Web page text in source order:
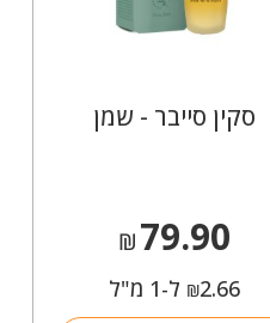
סקין סייבר - שמן
₪79.90
₪2.66 ל-1 מ"ל